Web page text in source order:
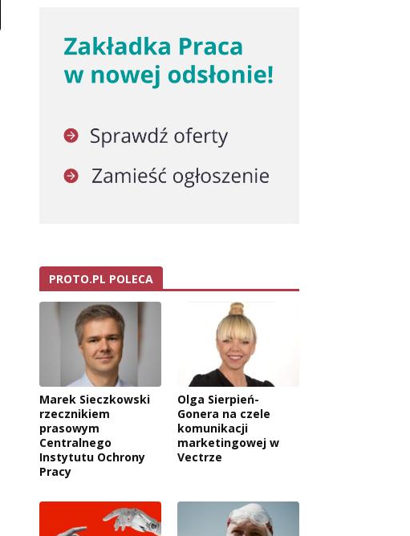
PROTO.PL POLECA
Marek Sieczkowski
rzecznikiem
prasowym
Centralnego
Instytutu Ochrony
Pracy
Olga Sierpień-
Gonera na czele
komunikacji
marketingowej w
Vectrze